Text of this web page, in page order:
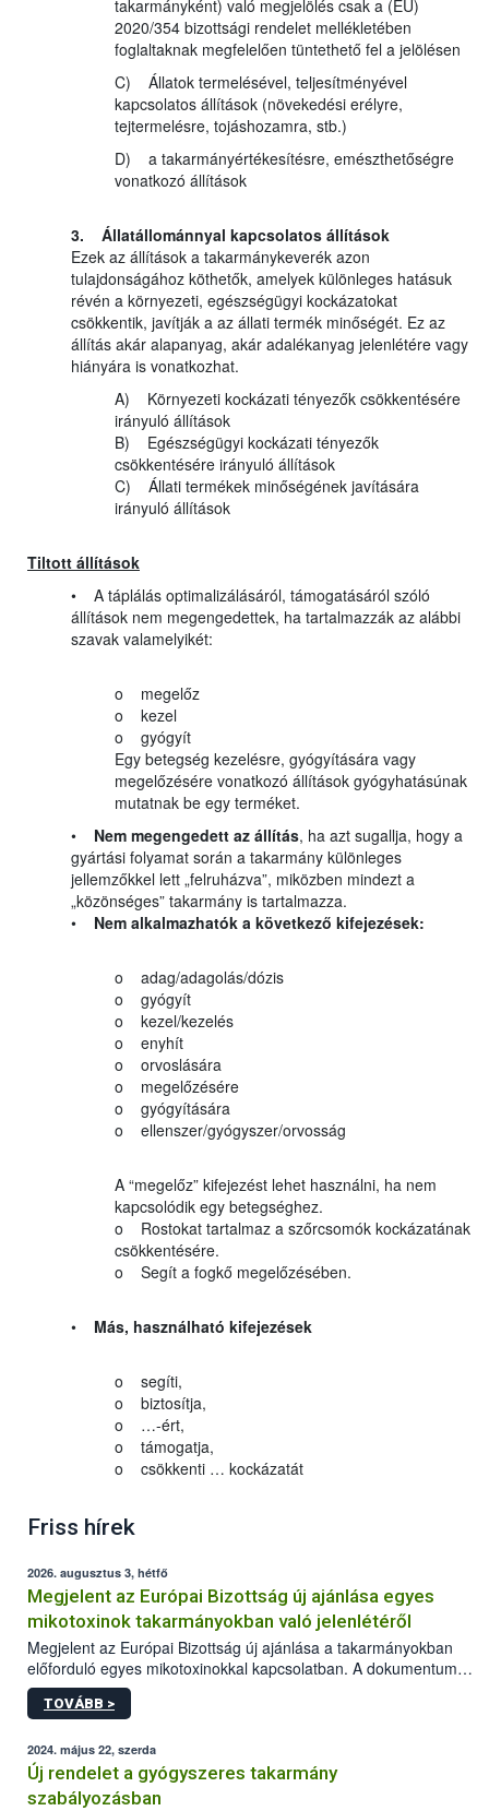
takarmányként) való megjelölés csak a (EU)
2020/354 bizottsági rendelet mellékletében
foglaltaknak megfelelően tüntethető fel a jelölésen
C) Állatok termelésével, teljesítményével
kapcsolatos állítások (növekedési erélyre,
tejtermelésre, tojáshozamra, stb.)
D) a takarmányértékesítésre, emészthetőségre
vonatkozó állítások
3. Állatállománnyal kapcsolatos állítások
Ezek az állítások a takarmánykeverék azon
tulajdonságához köthetők, amelyek különleges hatásuk
révén a környezeti, egészségügyi kockázatokat
csökkentik, javítják a az állati termék minőségét. Ez az
állítás akár alapanyag, akár adalékanyag jelenlétére vagy
hiányára is vonatkozhat.
A) Környezeti kockázati tényezők csökkentésére
irányuló állítások
B) Egészségügyi kockázati tényezők
csökkentésére irányuló állítások
C) Állati termékek minőségének javítására
irányuló állítások
Tiltott állítások
• A táplálás optimalizálásáról, támogatásáról szóló
állítások nem megengedettek, ha tartalmazzák az alábbi
szavak valamelyikét:
o megelőz
o kezel
o gyógyít
Egy betegség kezelésre, gyógyítására vagy
megelőzésére vonatkozó állítások gyógyhatásúnak
mutatnak be egy terméket.
•
Nem megengedett az állítás, ha azt sugallja, hogy a
gyártási folyamat során a takarmány különleges
jellemzőkkel lett „felruházva”, miközben mindezt a
„közönséges” takarmány is tartalmazza.
• Nem alkalmazhatók a következő kifejezések:
o adag/adagolás/dózis
o gyógyít
o kezel/kezelés
o enyhít
o orvoslására
o megelőzésére
o gyógyítására
o ellenszer/gyógyszer/orvosság
A “megelőz” kifejezést lehet használni, ha nem
kapcsolódik egy betegséghez.
o Rostokat tartalmaz a szőrcsomók kockázatának
csökkentésére.
o Segít a fogkő megelőzésében.
• Más, használható kifejezések
o segíti,
o biztosítja,
o …-ért,
o támogatja,
o csökkenti … kockázatát
Friss hírek
2026. augusztus 3, hétfő
Megjelent az Európai Bizottság új ajánlása egyes
mikotoxinok takarmányokban való jelenlétéről
Megjelent az Európai Bizottság új ajánlása a takarmányokban
előforduló egyes mikotoxinokkal kapcsolatban. A dokumentum
2027-től új irányértékek alkalmazását írja elő, és a jelenleg
hatályos uniós ajánlások helyébe lép.
TOVÁBB >
2024. május 22, szerda
Új rendelet a gyógyszeres takarmány
szabályozásban